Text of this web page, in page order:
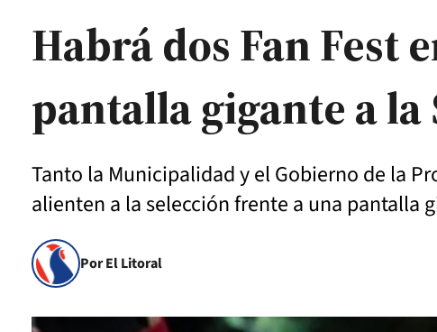
Habrá dos Fan Fest
pantalla gigante a
Tanto la Municipalidad y el Gobierno de la
alienten a la selección frente a una pantalla
Por El Litoral